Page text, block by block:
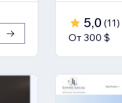
5,0 (11)
От 300 $